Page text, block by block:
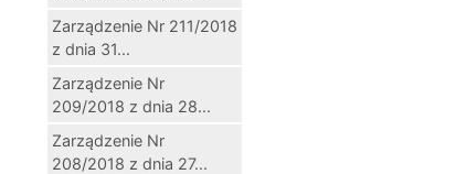
Zarządzenie Nr 211/2018
z dnia 31...
Zarządzenie Nr
209/2018 z dnia 28...
Zarządzenie Nr
208/2018 z dnia 27...